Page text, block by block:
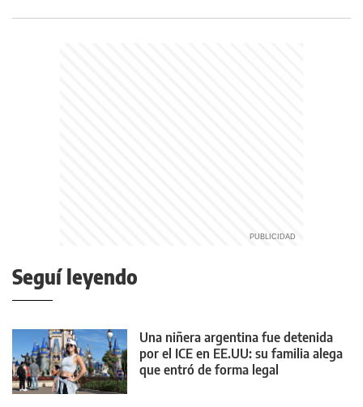
Seguí leyendo
Una niñera argentina fue detenida
por el ICE en EE.UU: su familia alega
que entró de forma legal